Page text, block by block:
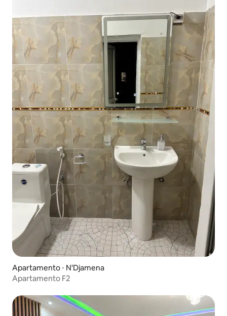
Apartamento ⋅ N'Djamena
Apartamento F2